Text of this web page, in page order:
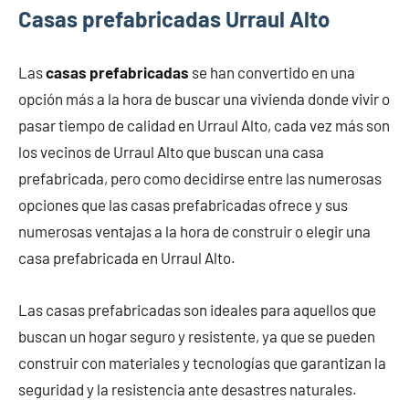
Casas prefabricadas Urraul Alto
Lascasas prefabricadas se han convertido en una
opción más a la hora de buscar una vivienda donde vivir o
pasar tiempo de calidad en Urraul Alto, cada vez más son
los vecinos de Urraul Alto que buscan una casa
prefabricada, pero como decidirse entre las numerosas
opciones que las casas prefabricadas ofrece y sus
numerosas ventajas a la hora de construir o elegir una
casa prefabricada en Urraul Alto.
Las casas prefabricadas son ideales para aquellos que
buscan un hogar seguro y resistente, ya que se pueden
construir con materiales y tecnologías que garantizan la
seguridad y la resistencia ante desastres naturales.